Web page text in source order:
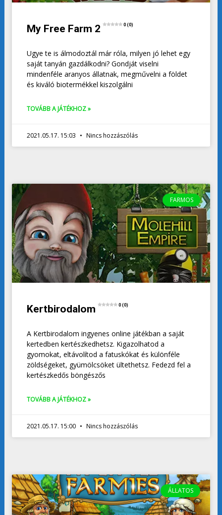
My Free Farm 2 0 (0)
Ugye te is álmodoztál már róla, milyen jó lehet egy
saját tanyán gazdálkodni? Gondját viselni
mindenféle aranyos állatnak, megművelni a földet
és kiváló biotermékkel kiszolgálni
TOVÁBB A JÁTÉKHOZ »
2021.05.17. 15:03 Nincs hozzászólás
FARMOS
Kertbirodalom 0 (0)
A Kertbirodalom ingyenes online játékban a saját
kertedben kertészkedhetsz. Kigazolhatod a
gyomokat, eltávolítod a fatuskókat és különféle
zöldségeket, gyümölcsöket ültethetsz. Fedezd fel a
kertészkedős böngészős
TOVÁBB A JÁTÉKHOZ »
2021.05.17. 15:00 Nincs hozzászólás
ÁLLATOS